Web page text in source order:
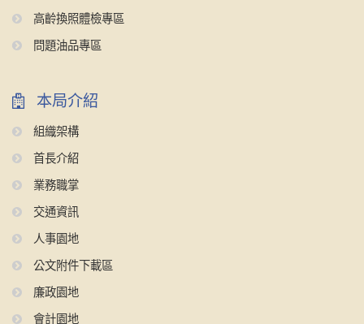
高齡換照體檢專區
問題油品專區
本局介紹
組織架構
首長介紹
業務職掌
交通資訊
人事園地
公文附件下載區
廉政園地
會計園地